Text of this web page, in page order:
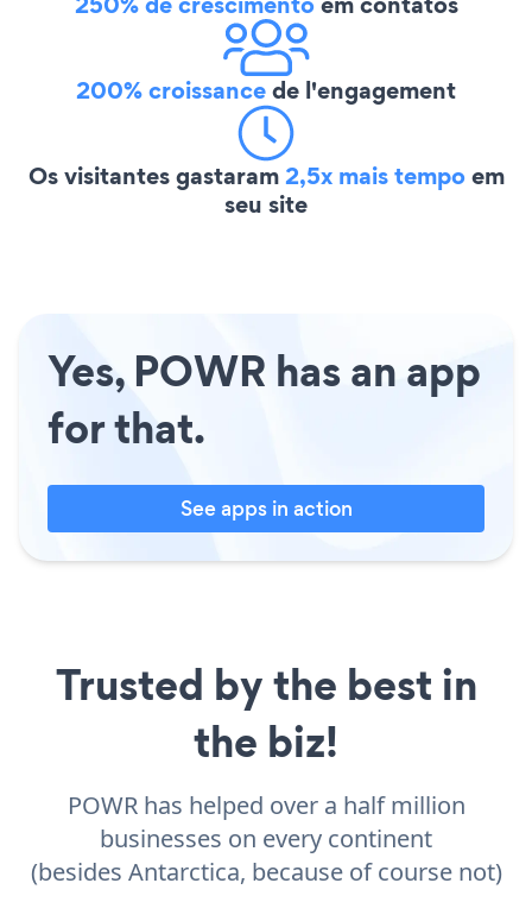
200% croissancede l'engagement
Os visitantes gastaram2,5x mais tempoem
seu site
Yes, POWR has an app
for that.
See apps in action
Trusted by the best in
the biz!
POWR has helped over a half million
businesses on every continent
(besides Antarctica, because of course not)